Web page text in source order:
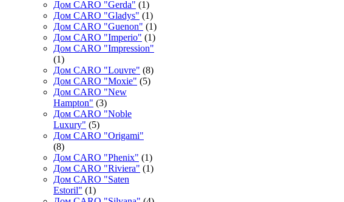
Дом CARO "Gerda" (1)
Дом CARO "Gladys" (1)
Дом CARO "Guenon" (1)
Дом CARO "Imperio" (1)
Дом CARO "Impression"
(1)
Дом CARO "Louvre" (8)
Дом CARO "Moxie" (5)
Дом CARO "New
Hampton" (3)
Дом CARO "Noble
Luxury" (5)
Дом CARO "Origami"
(8)
Дом CARO "Phenix" (1)
Дом CARO "Riviera" (1)
Дом CARO "Saten
Estoril" (1)